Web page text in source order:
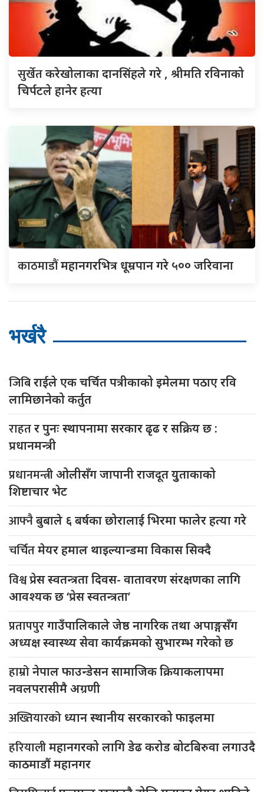
सुर्खेतकरेखोलाका दानसिंहले गरे , श्रीमति रविनाको
चिर्पटले हानेर हत्या
काठमाडौंमहानगरभित्र धूम्रपान गरे ५०० जरिवाना
भर्खरै
जिबिराईले एक चर्चित पत्रीकाको इमेलमा पठाए रवि
लामिछानेको कर्तुत
राहतर पुनः स्थापनामा सरकार ढृढ र सक्रिय छ :
प्रधानमन्त्री
प्रधानमन्त्रीओलीसँग जापानी राजदूत युुताकाको
शिष्टाचार भेट
आफ्नैबुबाले ६ बर्षका छोरालाई भिरमा फालेर हत्या गरे
चर्चितमेयर हमाल थाइल्यान्डमा विकास सिक्दै
विश्वप्रेस स्वतन्त्रता दिवस- वातावरण संरक्षणका लागि
आवश्यक छ ‘प्रेस स्वतन्त्रता’
प्रतापपुरगाउँपालिकाले जेष्ठ नागरिक तथा अपाङ्गसँग
अध्यक्ष स्वास्थ्य सेवा कार्यक्रमको सुभारम्भ गरेको छ
हाम्रोनेपाल फाउन्डेसन सामाजिक क्रियाकलापमा
नवलपरासीमै अग्रणी
अख्तियारको ध्यान स्थानीय सरकारको फाइलमा
हरियालीमहानगरको लागि डेढ करोड बोटबिरुवा लगाउदै
काठमाडौं महानगर